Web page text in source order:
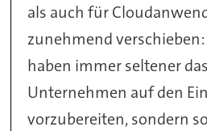
als auch für
zunehmend
haben immer seltener
Unternehmen auf den
vorzubereiten, sondern